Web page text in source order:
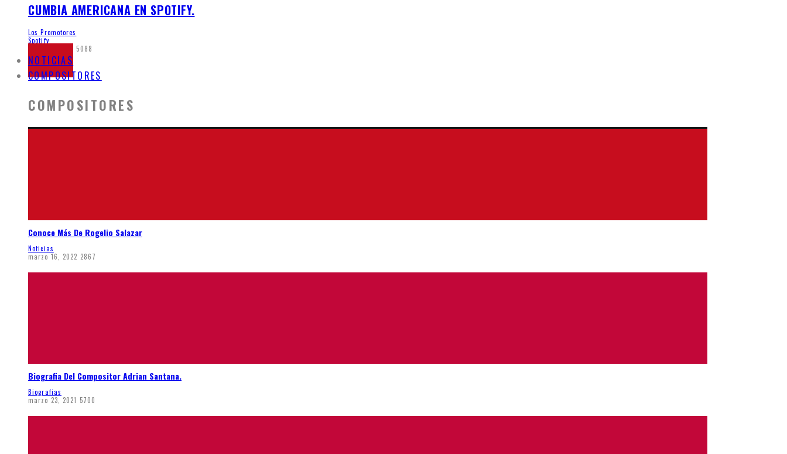
CUMBIA AMERICANA EN SPOTIFY.
Los Promotores
Spotify
5088
NOTICIAS
COMPOSITORES
COMPOSITORES
Conoce Más De Rogelio Salazar
Noticias
marzo 16, 2022 2867
Biografia Del Compositor Adrian Santana.
Biografias
marzo 23, 2021 5700